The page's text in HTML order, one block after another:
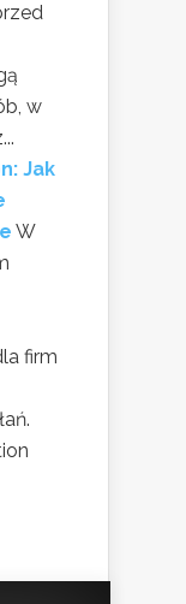
w
Jak
W
firm